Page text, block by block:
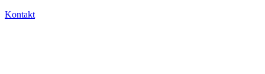
Kontakt